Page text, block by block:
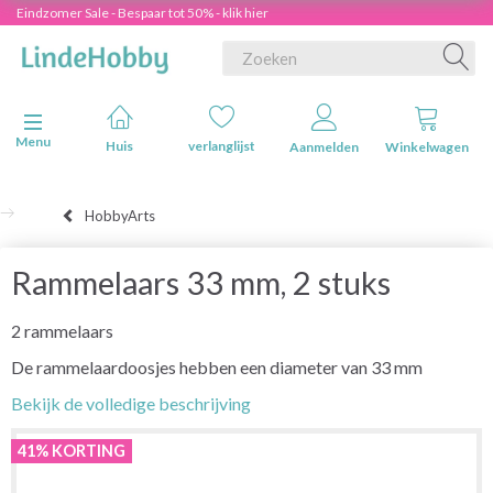
Eindzomer Sale - Bespaar tot 50% - klik hier
Navigatie in-/uitschakelen
Menu
Huis verlanglijst Aanmelden Winkelwagen
HobbyArts
Rammelaars 33 mm, 2 stuks
2 rammelaars
De rammelaardoosjes hebben een diameter van 33 mm
Bekijk de volledige beschrijving
41% KORTING